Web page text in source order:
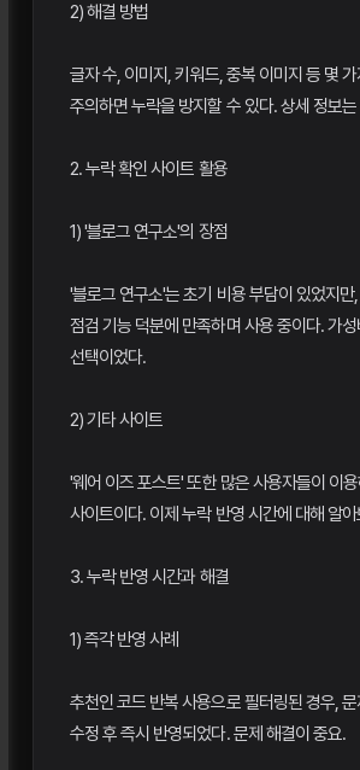
2) 해결 방법
글자 수, 이미지, 키워드, 중복 이미지 등 몇
주의하면 누락을 방지할 수 있다. 상세 정보
2. 누락 확인 사이트 활용
1) '블로그 연구소'의 장점
'블로그 연구소'는 초기 비용 부담이 있었지만
점검 기능 덕분에 만족하며 사용 중이다. 가
선택이었다.
2) 기타 사이트
'웨어 이즈 포스트' 또한 많은 사용자들이 이
사이트이다. 이제 누락 반영 시간에 대해 알
3. 누락 반영 시간과 해결
1) 즉각 반영 사례
추천인 코드 반복 사용으로 필터링된 경우,
수정 후 즉시 반영되었다. 문제 해결이 중요.